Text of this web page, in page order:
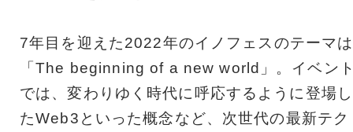
7年目を迎えた2022年のイノフェスのテーマは
「The beginning of a new world」。イベン
では、変わりゆく時代に呼応するように登場し
たWeb3といった概念など、次世代の最新テク